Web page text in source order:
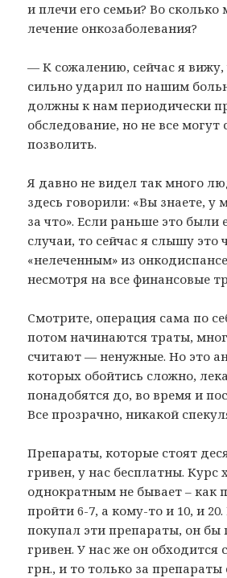
и плечи его семьи? Во сколько
лечение онкозаболевания?
— К сожалению, сейчас я вижу,
сильно ударил по нашим
должны к нам периодически
обследование, но не все могут
позволить.
Я давно не видел так много
здесь говорили: «Вы знаете, у
за что». Если раньше это были
случаи, то сейчас я слышу это
«нелеченным» из
несмотря на все финансовые
Смотрите, операция сама по
потом начинаются траты,
считают — ненужные. Но это
которых обойтись сложно,
понадобятся до, во время и
Все прозрачно, никакой
Препараты, которые стоят
гривен, у нас бесплатны. Курс
однократным не бывает – как
пройти 6-7, а кому-то и 10, и
покупал эти препараты, он бы
гривен. У нас же он обходится
грн., и то только за